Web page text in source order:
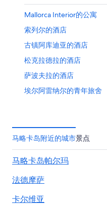
Mallorca Interior的公寓
索列尔的酒店
古镇阿库迪亚的酒店
松克拉德拉的酒店
萨波夫拉的酒店
埃尔阿雷纳尔的青年旅舍
柳奇马约尔的酒店
马略卡岛帕尔玛的酒店
圣玛格丽塔的酒店
松塞尔韦拉的酒店
位于诺德的Leonardo Hotels
马略卡岛附近的城市景点
马略卡岛帕尔玛
法德摩萨
卡尔维亚